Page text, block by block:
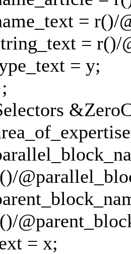
= r()/
= r()/
= y;
= x;